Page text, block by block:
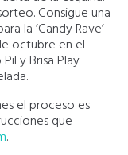
Consigue una
la ‘Candy Rave’
octubre en el
y Brisa Play
el proceso es
que
.